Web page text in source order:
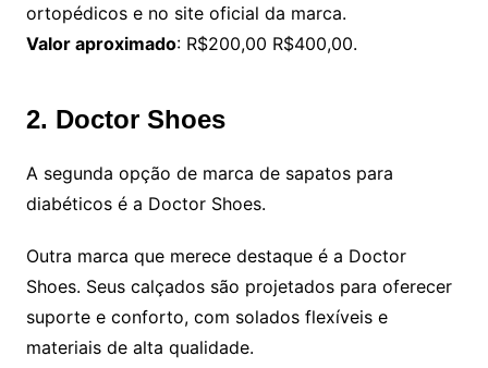
ortopédicos e no site oficial da marca.
Valor aproximado: R$200,00 R$400,00.
2. Doctor Shoes
A segunda opção de marca de sapatos para
diabéticos é a Doctor Shoes.
Outra marca que merece destaque é a Doctor
Shoes. Seus calçados são projetados para oferecer
suporte e conforto, com solados flexíveis e
materiais de alta qualidade.